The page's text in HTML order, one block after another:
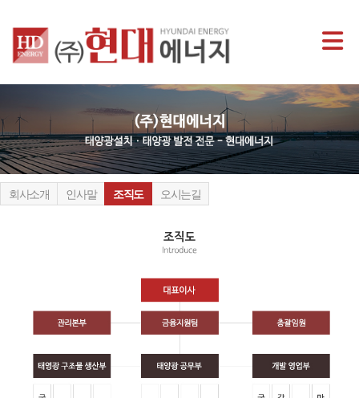
회사소개 인사말 조직도 오시는길